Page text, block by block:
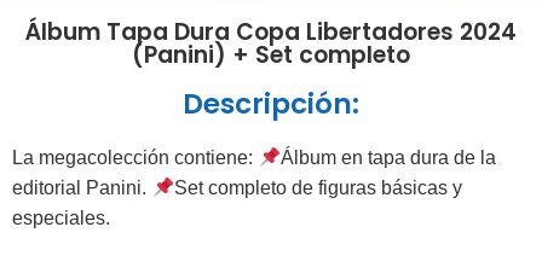
Álbum Tapa Dura Copa Libertadores 2024
(Panini) + Set completo
Descripción:
La megacolección contiene:
Álbum en tapa dura de la
editorial Panini.
Set completo de figuras básicas y
especiales.